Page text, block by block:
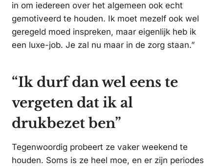
in om iedereen over het algemeen ook echt
gemotiveerd te houden. Ik moet mezelf ook wel
geregeld moed inspreken, maar eigenlijk heb ik
een luxe-job. Je zal nu maar in de zorg staan.”
“Ik durf dan wel eens te
vergeten dat ik al
drukbezet ben”
Tegenwoordig probeert ze vaker weekend te
houden. Soms is ze heel moe, en er zijn periodes